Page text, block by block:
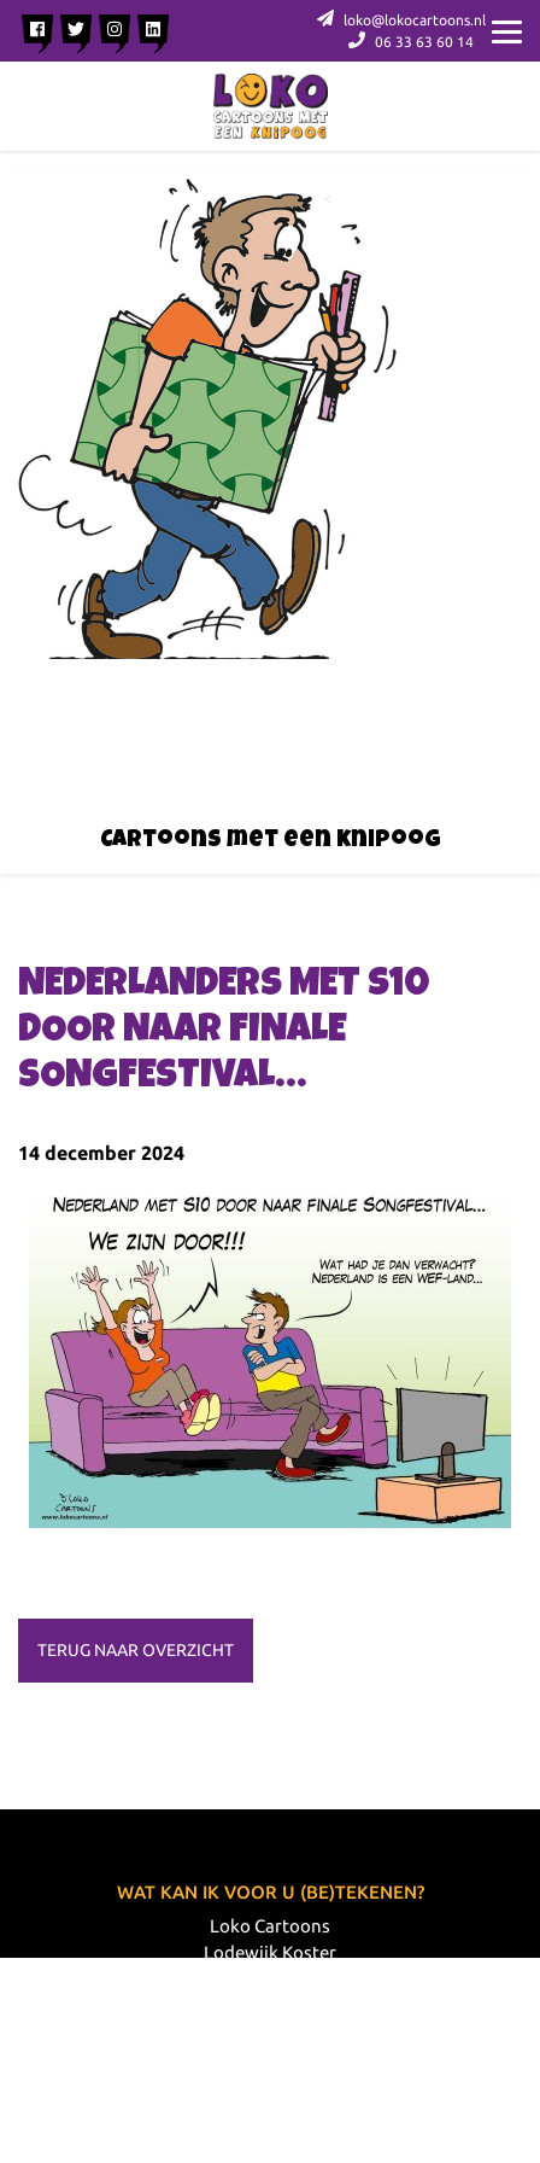
loko@lokocartoons.nl
06 33 63 60 14
Cartoons met een knipoog
NEDERLANDERS MET S10
DOOR NAAR FINALE
SONGFESTIVAL…
14 december 2024
TERUG NAAR OVERZICHT
WAT KAN IK VOOR U (BE)TEKENEN?
Loko Cartoons
Lodewijk Koster